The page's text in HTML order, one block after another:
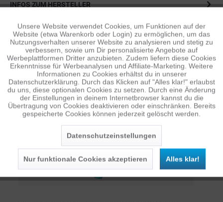
INFOS ZUM HERSTELLER
ÄHNLICHE ARTIKEL
Diese Artikel sind dem Produkt ähnlich ...mehr
Persönliche Empfehlungen
Funktionale Aktiv
Tracking Inaktiv
Personalisierung Inaktiv
Service Inaktiv
Unsere Website verwendet Cookies, um Funktionen auf der
Website (etwa Warenkorb oder Login) zu ermöglichen, um das
Nutzungsverhalten unserer Website zu analysieren und stetig zu
verbessern, sowie um Dir personalisierte Angebote auf
Werbeplattformen Dritter anzubieten. Zudem liefern diese Cookies
Erkenntnisse für Werbeanalysen und Affiliate-Marketing. Weitere
Informationen zu Cookies erhältst du in unserer
Datenschutzerklärung. Durch das Klicken auf "Alles klar!" erlaubst
du uns, diese optionalen Cookies zu setzen. Durch eine Änderung
der Einstellungen in deinem Internetbrowser kannst du die
Übertragung von Cookies deaktivieren oder einschränken. Bereits
gespeicherte Cookies können jederzeit gelöscht werden.
Datenschutzeinstellungen
Nur funktionale Cookies akzeptieren Alles klar!